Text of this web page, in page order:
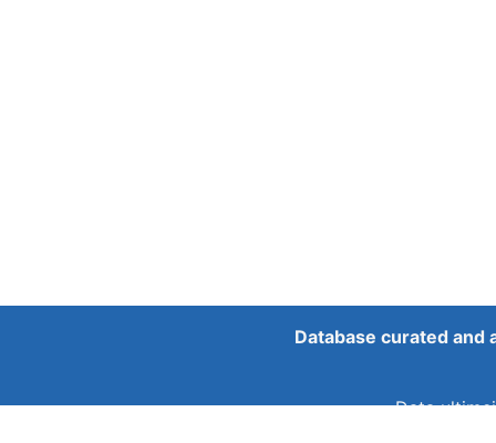
Database curated
Data